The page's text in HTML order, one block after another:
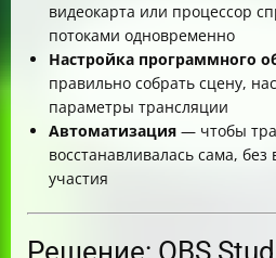
видеокарта или процессор
потоками одновременно
Настройка программного
правильно собрать сцену,
параметры трансляции
Автоматизация — чтобы
восстанавливалась сама,
участия